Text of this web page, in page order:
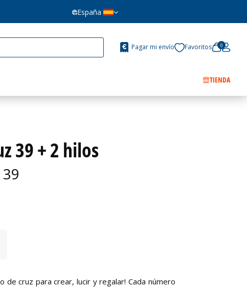
España
Pagar mi envío Favoritos 0
TIENDA
39 + 2 hilos
de cruz para crear, lucir y regalar! Cada número